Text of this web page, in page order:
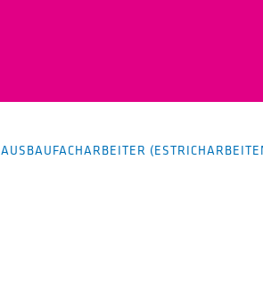
AUSBAUFACHARBEITER